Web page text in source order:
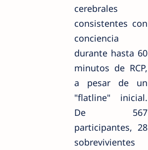
cerebrales
consistentes con
conciencia
durante hasta 60
minutos de RCP,
a pesar de un
"flatline" inicial.
De 567
participantes, 28
sobrevivientes